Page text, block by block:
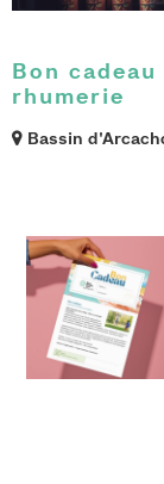
Bon
rhumerie
Bassin